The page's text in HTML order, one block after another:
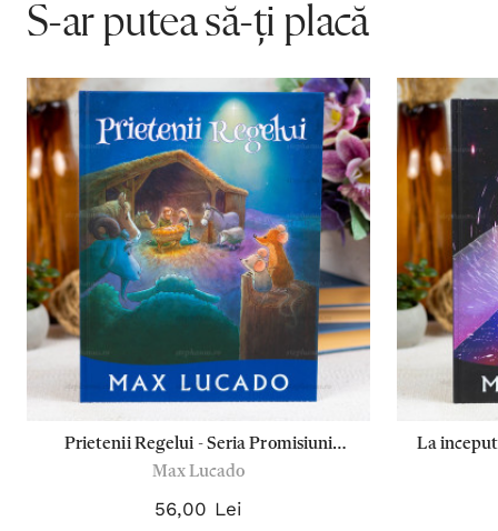
S-ar putea să-ți placă
Prietenii Regelui - Seria Promisiuni
implinite - Max Lucado
Max Lucado
56,00 Lei
La